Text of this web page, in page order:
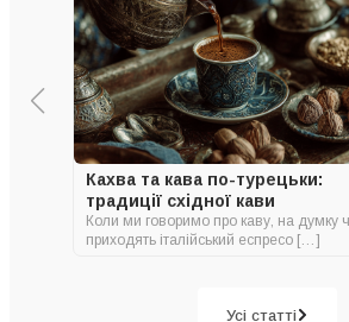
Кахва та кава по-турецьки:
традиції східної кави
Коли ми говоримо про каву, на думку
приходять італійський еспресо […]
Усі статті